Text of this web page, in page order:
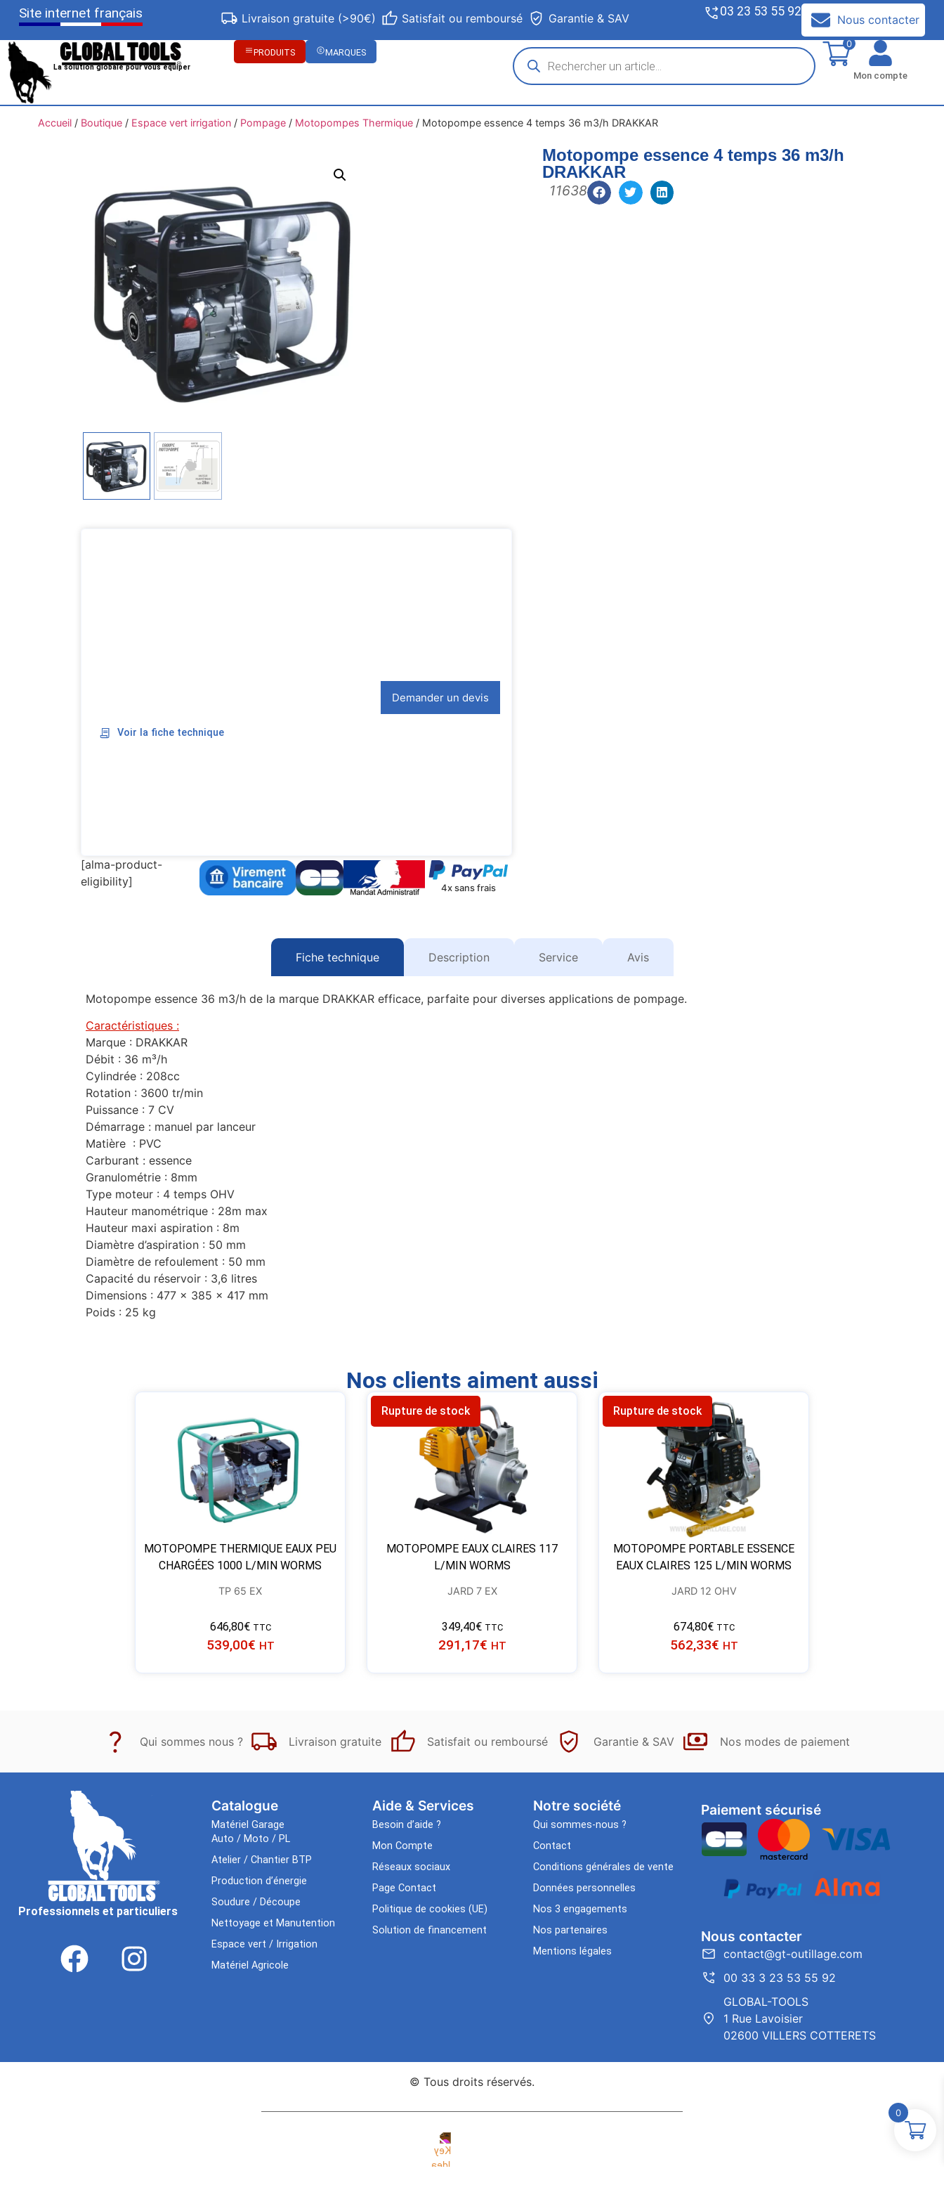
Site internet français Livraison gratuite (>90€) Satisfait ou remboursé Garantie & SAV 03 23 53 55 92
Nous contacter
La solution globale pour vous équiper
PRODUITS MARQUES
0
Mon compte
Accueil/ Boutique/ Espace vert irrigation/ Pompage/ Motopompes Thermique/ Motopompe essence 4 temps 36 m3/h DRAKKAR
Motopompe essence 4 temps 36 m3/h
DRAKKAR
11638
Demander un devis
Voir la fiche technique
[alma-product-
eligibility]
4x sans frais
Fiche technique Description Service Avis
Motopompe essence 36 m3/h de la marque DRAKKAR efficace, parfaite pour diverses applications de pompage.
Caractéristiques :
Marque : DRAKKAR
Débit : 36 m³/h
Cylindrée : 208cc
Rotation : 3600 tr/min
Puissance : 7 CV
Démarrage : manuel par lanceur
Matière : PVC
Carburant : essence
Granulométrie : 8mm
Type moteur : 4 temps OHV
Hauteur manométrique : 28m max
Hauteur maxi aspiration : 8m
Diamètre d’aspiration : 50 mm
Diamètre de refoulement : 50 mm
Capacité du réservoir : 3,6 litres
Dimensions : 477 x 385 x 417 mm
Poids : 25 kg
Nos clients aiment aussi
MOTOPOMPE THERMIQUE EAUX PEU
CHARGÉES 1000 L/MIN WORMS
TP 65 EX
646,80€ TTC
539,00€ HT
Rupture de stock
MOTOPOMPE EAUX CLAIRES 117
L/MIN WORMS
JARD 7 EX
349,40€ TTC
291,17€ HT
Rupture de stock
MOTOPOMPE PORTABLE ESSENCE
EAUX CLAIRES 125 L/MIN WORMS
JARD 12 OHV
674,80€ TTC
562,33€ HT
Qui sommes nous ? Livraison gratuite Satisfait ou remboursé Garantie & SAV Nos modes de paiement
Professionnels et particuliers
Catalogue
Matériel Garage
Auto / Moto / PL
Atelier / Chantier BTP
Production d’énergie
Soudure / Découpe
Nettoyage et Manutention
Espace vert / Irrigation
Matériel Agricole
Aide & Services​
Besoin d’aide ?
Mon Compte
Réseaux sociaux
Page Contact
Politique de cookies (UE)
Solution de financement
Notre société
Qui sommes-nous ?
Contact
Conditions générales de vente
Données personnelles
Nos 3 engagements
Nos partenaires
Mentions légales
Paiement sécurisé
Nous contacter
contact@gt-outillage.com
00 33 3 23 53 55 92
GLOBAL-TOOLS
1 Rue Lavoisier
02600 VILLERS COTTERETS
© Tous droits réservés.
0